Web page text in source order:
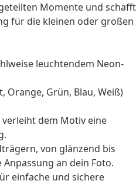
Momente und schafft
für die kleinen oder großen
leuchtendem Neon-
Orange, Grün, Blau, Weiß)
dem Motiv eine
von glänzend bis
an dein Foto.
einfache und sichere